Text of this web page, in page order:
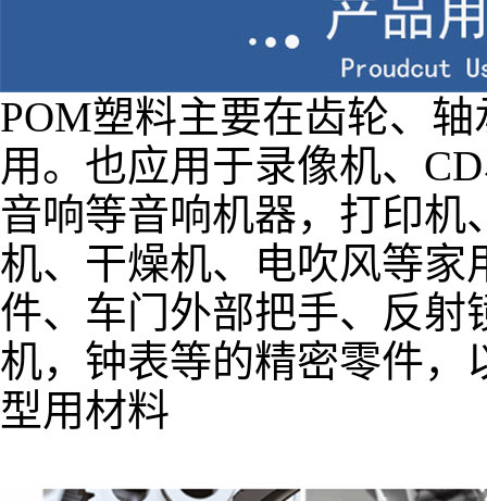
POM塑料主要在齿轮、
用。也应用于录像机、
音响等音响机器，打印机
机、干燥机、电吹风等家
件、车门外部把手、反射
机，钟表等的精密零件，
型用材料